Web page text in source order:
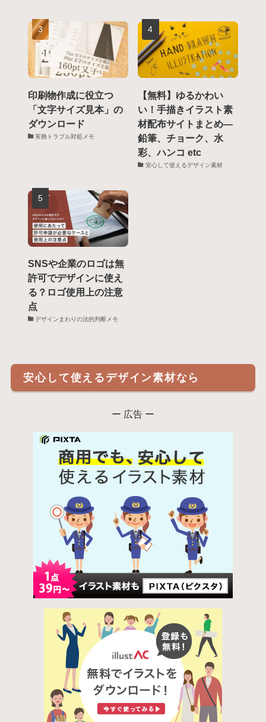
印刷物作成に役立つ
「文字サイズ見本」の
ダウンロード
実務トラブル対処メモ
【無料】ゆるかわい
い！手描きイラスト素
材配布サイトまとめ―
鉛筆、チョーク、水
彩、ハンコ etc
安心して使えるデザイン素材
SNSや企業のロゴは無
許可でデザインに使え
る？ロゴ使用上の注意
点
デザインまわりの法的判断メモ
安心して使えるデザイン素材なら
ー 広告 ー